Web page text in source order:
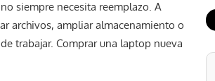
siempre necesita reemplazo. A
archivos, ampliar almacenamiento o
trabajar. Comprar una laptop nueva